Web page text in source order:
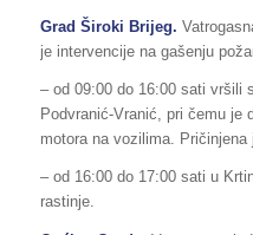
Grad Široki Brijeg.
je intervencije na gašenju
– od 09:00 do 16:00 sati vršili
Podvranić-Vranić, pri čemu je
motora na vozilima.
– od 16:00 do 17:00 sati u
rastinje.